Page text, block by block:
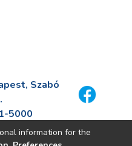
Szabó
5000
information for the